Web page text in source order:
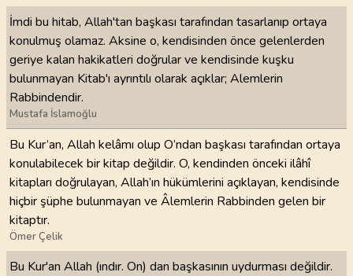
İmdi bu hitab, Allah'tan başkası tarafından tasarlanıp ortaya
konulmuş olamaz. Aksine o, kendisinden önce gelenlerden
geriye kalan hakikatleri doğrular ve kendisinde kuşku
bulunmayan Kitab'ı ayrıntılı olarak açıklar; Alemlerin
Rabbindendir.
Mustafa İslamoğlu
Bu Kur’an, Allah kelâmı olup O’ndan başkası tarafından ortaya
konulabilecek bir kitap değildir. O, kendinden önceki ilâhî
kitapları doğrulayan, Allah’ın hükümlerini açıklayan, kendisinde
hiçbir şüphe bulunmayan ve Âlemlerin Rabbinden gelen bir
kitaptır.
Ömer Çelik
Bu Kur'an Allah (ındır. On) dan başkasının uydurması değildir.